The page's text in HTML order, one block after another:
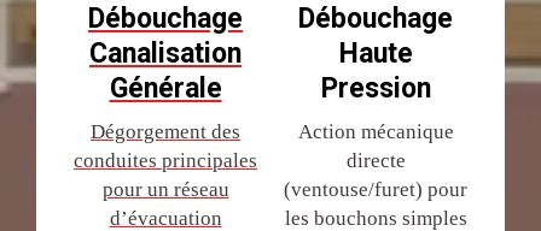
Débouchage
Canalisation
Générale
Dégorgement des
conduites principales
pour un réseau
d’évacuation
Débouchage
Haute
Pression
Action mécanique
directe
(ventouse/furet) pour
les bouchons simples